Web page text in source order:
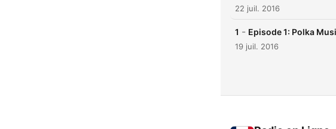
22 juil. 2016
1 - Episode 1: Polka
19 juil. 2016